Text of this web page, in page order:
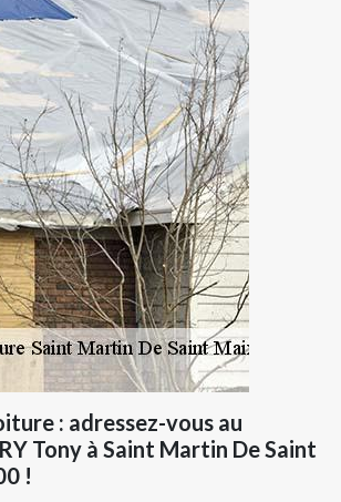
: adressez-vous au
Tony à Saint Martin De Saint
!